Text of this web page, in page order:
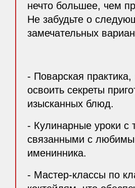
нечто большее, чем
Не забудьте о
замечательных
- Поварская
освоить секреты
изысканных блюд.
- Кулинарные уроки с
связанными с
именинника.
- Мастер-классы по